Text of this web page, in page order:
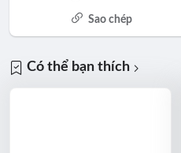
Sao chép
Có thể bạn thích